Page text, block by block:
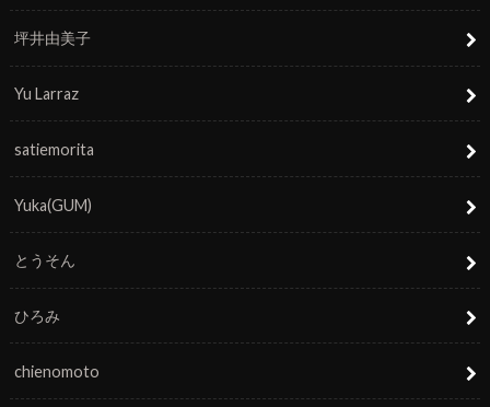
坪井由美子
Yu Larraz
satiemorita
Yuka(GUM)
とうそん
ひろみ
chienomoto